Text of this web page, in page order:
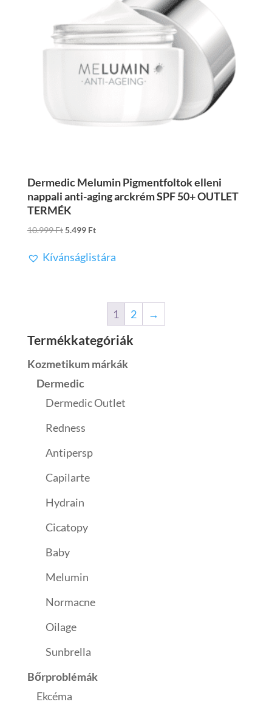
Dermedic Melumin Pigmentfoltok elleni
nappali anti-aging arckrém SPF 50+ OUTLET
TERMÉK
10.999Ft Original
was:
5.499 FtCurrent
is:
Kívánságlistára
1 2 →
Termékkategóriák
Kozmetikum márkák
Dermedic
Dermedic Outlet
Redness
Antipersp
Capilarte
Hydrain
Cicatopy
Baby
Melumin
Normacne
Oilage
Sunbrella
Bőrproblémák
Ekcéma